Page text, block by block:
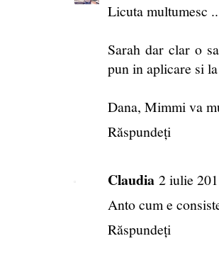
Licuta multumesc
Sarah dar clar o
pun in aplicare si
Dana, Mimmi va
Răspundeți
Claudia 2 iulie
Anto cum e
Răspundeți